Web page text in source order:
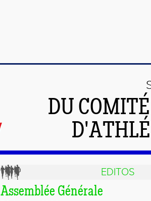
DU
EDITOS
Assemblée Générale